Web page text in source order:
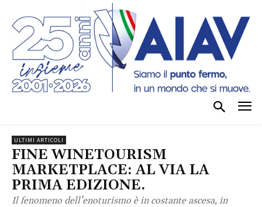
ULTIMI ARTICOLI
FINE WINETOURISM
MARKETPLACE: AL VIA LA
PRIMA EDIZIONE.
Il fenomeno dell’enoturismo è in costante ascesa, in